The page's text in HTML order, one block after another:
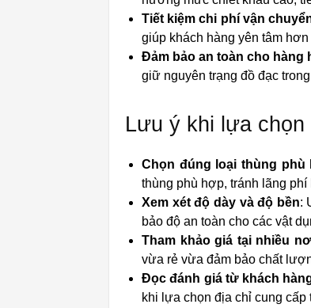
Tiết kiệm chi phí vận
giúp khách hàng yên tâm hơn
Đảm bảo an toàn cho hàng
giữ nguyên trạng đồ đạc
Lưu ý khi lựa
Chọn đúng loại thùng phù
thùng phù hợp, tránh lãng
Xem xét độ dày và độ bền:
bảo độ an toàn cho các vật
Tham khảo giá tại nhiều
vừa rẻ vừa đảm bảo chất
Đọc đánh giá từ khách
khi lựa chọn địa chỉ cung cấp